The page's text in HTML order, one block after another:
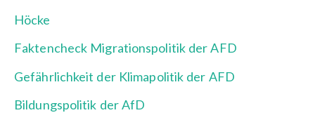
Höcke
Faktencheck Migrationspolitik der AFD
Gefährlichkeit der Klimapolitik der AFD
Bildungspolitik der AfD